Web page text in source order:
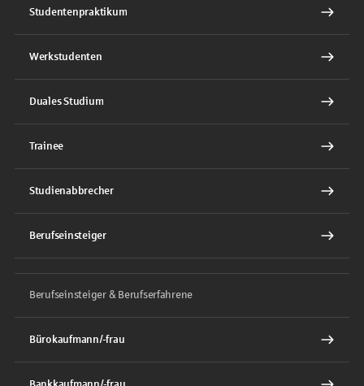
Studentenpraktikum
Werkstudenten
Duales Studium
Trainee
Studienabbrecher
Berufseinsteiger
Berufseinsteiger & Berufserfahrene
Bürokaufmann/-frau